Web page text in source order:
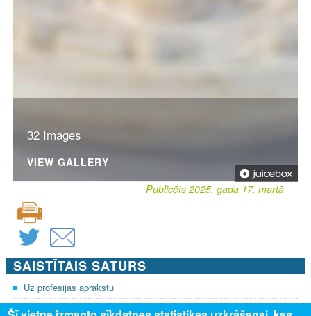
32 Images
VIEW GALLERY
Publicēts 2025. gada 17. martā
SAISTĪTAIS SATURS
Uz profesijas aprakstu